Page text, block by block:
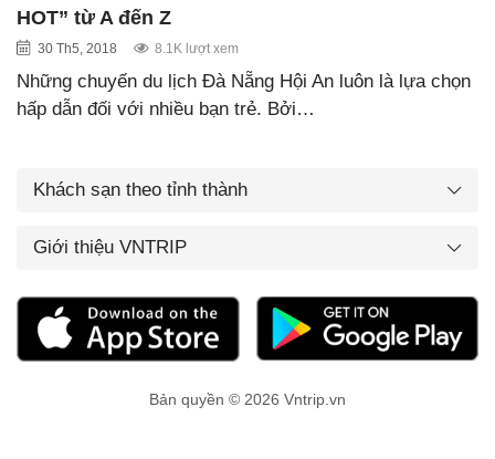
HOT” từ A đến Z
30 Th5, 2018 8.1K lượt xem
Những chuyến du lịch Đà Nẵng Hội An luôn là lựa chọn
hấp dẫn đối với nhiều bạn trẻ. Bởi…
Khách sạn theo tỉnh thành
Giới thiệu VNTRIP
Bản quyền © 2026 Vntrip.vn